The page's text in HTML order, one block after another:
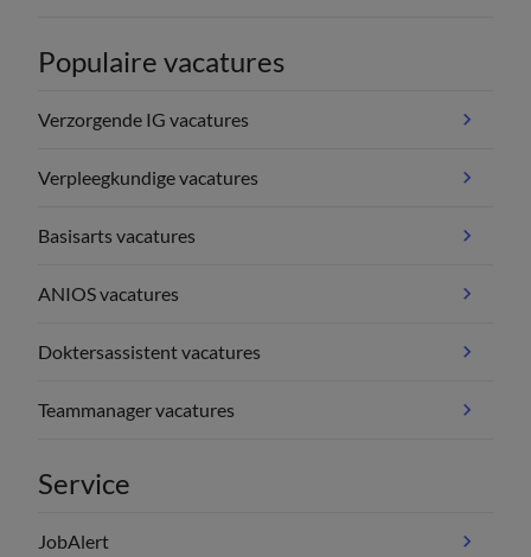
Populaire vacatures
Verzorgende IG vacatures
Verpleegkundige vacatures
Basisarts vacatures
ANIOS vacatures
Doktersassistent vacatures
Teammanager vacatures
Service
JobAlert